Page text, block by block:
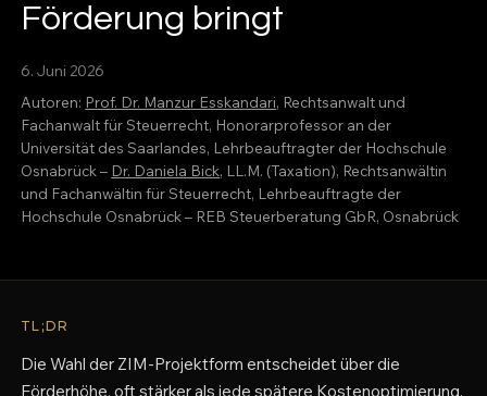
Förderung bringt
6. Juni 2026
Autoren: Prof. Dr. Manzur Esskandari, Rechtsanwalt und
Fachanwalt für Steuerrecht, Honorarprofessor an der
Universität des Saarlandes, Lehrbeauftragter der Hochschule
Osnabrück – Dr. Daniela Bick, LL.M. (Taxation), Rechtsanwältin
und Fachanwältin für Steuerrecht, Lehrbeauftragte der
Hochschule Osnabrück – REB Steuerberatung GbR, Osnabrück
TL;DR
Die Wahl der ZIM-Projektform entscheidet über die
Förderhöhe, oft stärker als jede spätere Kostenoptimierung.